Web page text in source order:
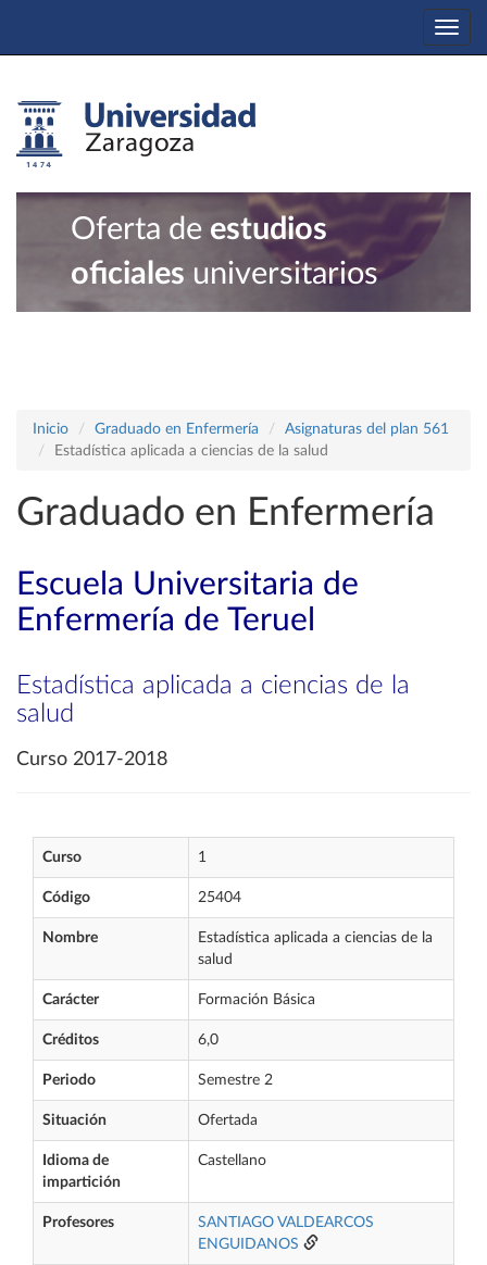
Oferta de estudios
oficiales universitarios
Inicio Graduado en Enfermería
Asignaturas del plan 561
Estadística aplicada a ciencias de la salud
Graduado en Enfermería
Escuela Universitaria de
Enfermería de Teruel
Estadística aplicada a ciencias de la
salud
Curso 2017-2018
Curso 1
Código 25404
Nombre
Estadística aplicada a ciencias de la
salud
Carácter Formación Básica
Créditos 6,0
Periodo Semestre 2
Situación Ofertada
Idioma de
impartición
Castellano
Profesores
SANTIAGO VALDEARCOS
ENGUIDANOS